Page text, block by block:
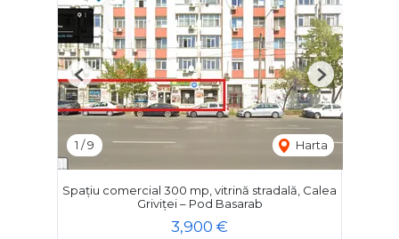
1 /9 Harta
Previous Next
Spațiu comercial 300 mp, vitrină stradală, Calea
Griviței – Pod Basarab
3,900 €